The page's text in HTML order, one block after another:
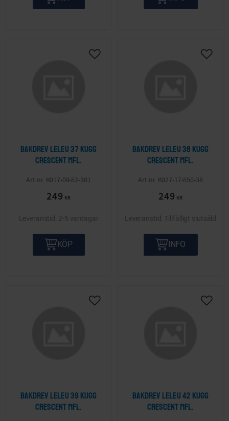
Bakdrev Leleu 37 kugg
Crescent mfl.
K017-09-52-301
249 KR
Lägg till i önskelista
2-5 vardagar
KÖP
Bakdrev Leleu 38 kugg
Crescent mfl.
K027-17-550-38
249 KR
Lägg
Tillfälligt slutsåld
INFO
Bakdrev Leleu 39 kugg
Crescent mfl.
Lägg till i önskelista
Bakdrev Leleu 42 kugg
Crescent mfl.
Lägg